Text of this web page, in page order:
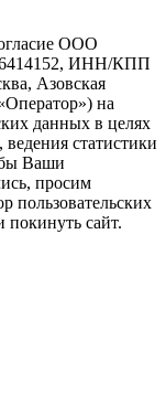
ООО
ИНН/КПП
Азовская
на
данных в целях
статистики
Ваши
просим
пользовательских
покинуть сайт.